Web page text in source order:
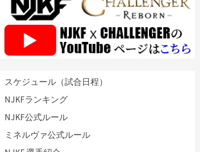
スケジュール（試合日程）
NJKFランキング
NJKF公式ルール
ミネルヴァ公式ルール